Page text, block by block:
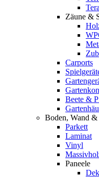
Zäune &
Carports
Beete &
Boden, Wand
Parkett
Laminat
Vinyl
Paneele